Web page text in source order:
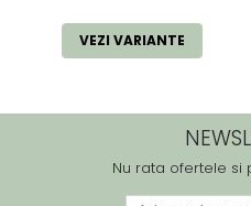
VEZI VARIANTE
Nu rata ofertele si